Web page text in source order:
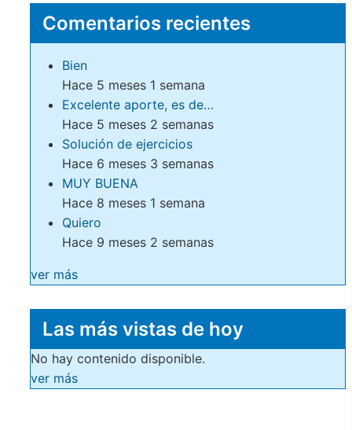
Comentarios recientes
Bien
Hace 5 meses 1 semana
Excelente aporte, es de…
Hace 5 meses 2 semanas
Solución de ejercicios
Hace 6 meses 3 semanas
MUY BUENA
Hace 8 meses 1 semana
Quiero
Hace 9 meses 2 semanas
ver más
Las más vistas de hoy
No hay contenido disponible.
ver más